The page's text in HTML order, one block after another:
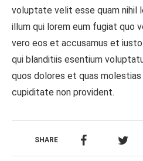
voluptate velit esse quam nihil
illum qui lorem eum fugiat quo
vero eos et accusamus et
qui blanditiis esentium
quos dolores et quas
cupiditate non provident.
SHARE